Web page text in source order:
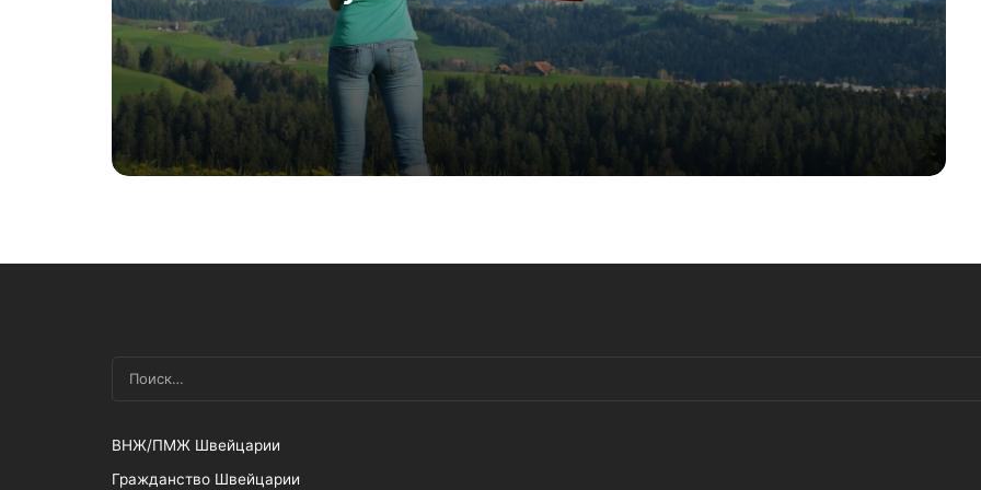
вакцинацию: победа
народа над властями
«Пандемия лжи»: что говорит
вакцинационном статусе?
Программа «золотых паспортов»
Мальты признана незаконной
коронавируса»
ВНЖ/ПМЖ Швейцарии
Гражданство Швейцарии